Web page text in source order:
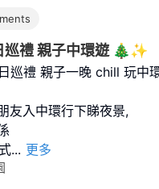
禮 親子中環遊 🎄✨
巡禮 親子一晚 chill 玩中
友入中環行下睇夜景,
... 更多